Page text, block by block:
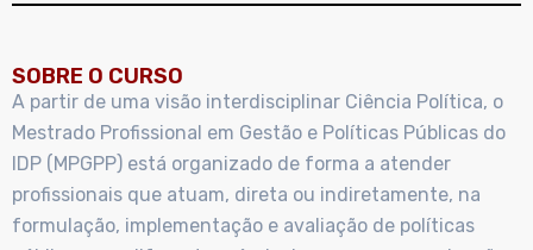
SOBRE O CURSO
A partir de uma visão interdisciplinar Ciência Política, o
Mestrado Profissional em Gestão e Políticas Públicas do
IDP (MPGPP) está organizado de forma a atender
profissionais que atuam, direta ou indiretamente, na
formulação, implementação e avaliação de políticas